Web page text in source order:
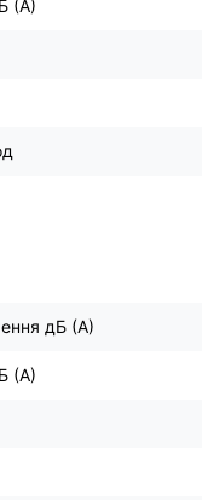
(А)
дБ (А)
(А)